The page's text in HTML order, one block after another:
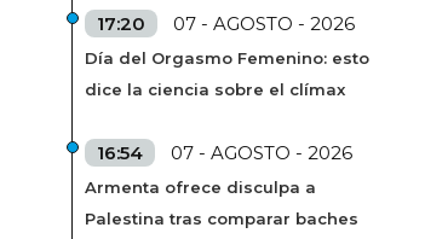
17:20 07 - AGOSTO - 2026
Día del Orgasmo Femenino: esto
dice la ciencia sobre el clímax
16:54 07 - AGOSTO - 2026
Armenta ofrece disculpa a
Palestina tras comparar baches